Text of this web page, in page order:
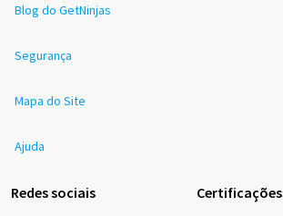
Blog do GetNinjas
Segurança
Mapa do Site
Ajuda
Redes sociais Certificações